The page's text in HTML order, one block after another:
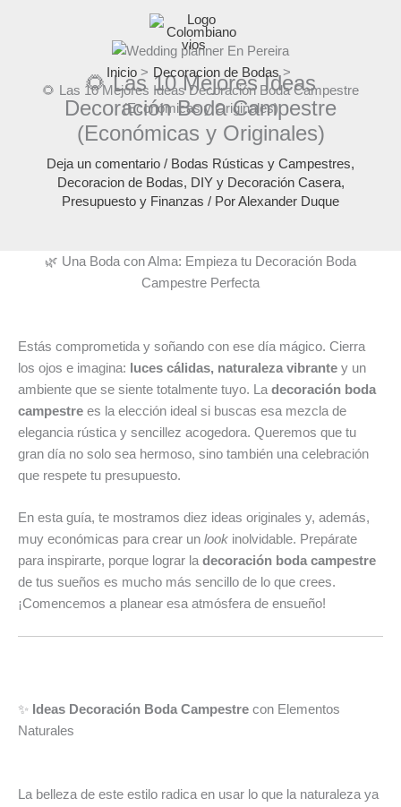
Inicio
Decoracion de Bodas
🌻 Las 10 Mejores Ideas Decoración Boda Campestre
(Económicas y Originales)
🌻 Las 10 Mejores Ideas
Decoración Boda Campestre
(Económicas y Originales)
Deja un comentario / Bodas Rústicas y Campestres,
Decoracion de Bodas, DIY y Decoración Casera,
Presupuesto y Finanzas / PorAlexander Duque
🌿 Una Boda con Alma: Empieza tu Decoración Boda
Campestre Perfecta
Estás comprometida y soñando con ese día mágico. Cierra
los ojos e imagina:
luces cálidas, naturaleza vibrante y un
ambiente que se siente totalmente tuyo. La decoración boda
campestre es la elección ideal si buscas esa mezcla de
elegancia rústica y sencillez acogedora. Queremos que tu
gran día no solo sea hermoso, sino también una celebración
que respete tu presupuesto.
En esta guía, te mostramos diez ideas originales y, además,
muy económicas para crear un look inolvidable. Prepárate
para inspirarte, porque lograr ladecoración boda campestre
de tus sueños es mucho más sencillo de lo que crees.
¡Comencemos a planear esa atmósfera de ensueño!
✨ Ideas Decoración Boda Campestre con Elementos
Naturales
La belleza de este estilo radica en usar lo que la naturaleza ya